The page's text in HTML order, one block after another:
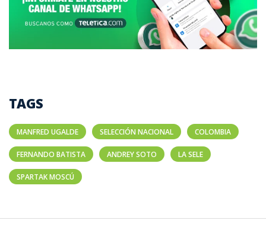
TAGS
MANFRED UGALDE SELECCIÓN NACIONAL COLOMBIA
FERNANDO BATISTA ANDREY SOTO LA SELE
SPARTAK MOSCÚ